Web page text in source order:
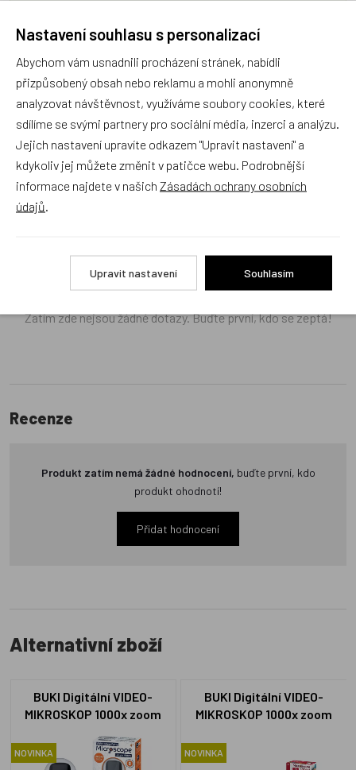
Náš sortiment dokonale známe a rádi Vám poradíme
s výběrem (Po–Pá, 10–17 hod).
Jsme tu vždy rádi pro Vás! Váš rodinný obchod
Dráček.cz
Položit dotaz
Recenze v detailu produktu a texty od zákazníků v poradně
Zatím zde nejsou žádné dotazy. Buďte první, kdo se zeptá!
Recenze
Produkt zatím nemá žádné hodnocení, buďte první, kdo
produkt ohodnotí!
Přidat hodnocení
Alternativní zboží
BUKI Digitální VIDEO-
MIKROSKOP 1000x zoom
NOVINKA
BUKI Digitální VIDEO-
MIKROSKOP 1000x zoom
NOVINKA
Nastavení souhlasu s personalizací
Abychom vám usnadnili procházení stránek, nabídli
přizpůsobený obsah nebo reklamu a mohli anonymně
analyzovat návštěvnost, využíváme soubory cookies, které
sdílíme se svými partnery pro sociální média, inzerci a analýzu.
Jejich nastavení upravíte odkazem "Upravit nastavení" a
kdykoliv jej můžete změnit v patičce webu. Podrobnější
informace najdete v našich Zásadách ochrany osobních
údajů
Upravit nastavení Souhlasím